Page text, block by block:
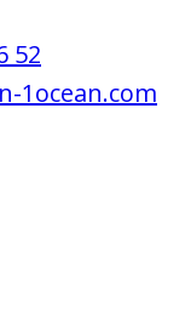
52
1ocean.com